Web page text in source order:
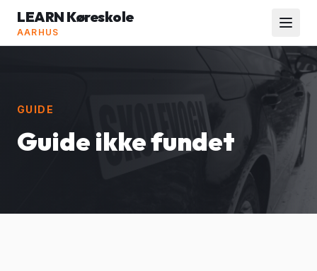
LEARN Køreskole
AARHUS
GUIDE
Guide ikke fundet